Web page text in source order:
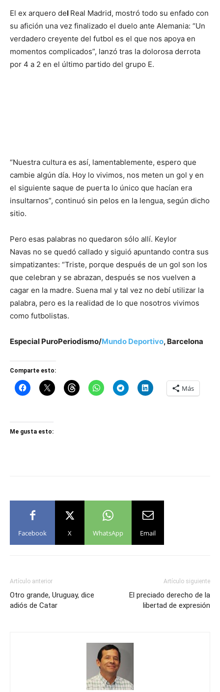
El ex arquero del Real Madrid, mostró todo su enfado con
su afición una vez finalizado el duelo ante Alemania: “Un
verdadero creyente del futbol es el que nos apoya en
momentos complicados”, lanzó tras la dolorosa derrota
por 4 a 2 en el último partido del grupo E.
“Nuestra cultura es así, lamentablemente, espero que
cambie algún día. Hoy lo vivimos, nos meten un gol y en
el siguiente saque de puerta lo único que hacían era
insultarnos”, continuó sin pelos en la lengua, según dicho
sitio.
Pero esas palabras no quedaron sólo allí. Keylor
Navas no se quedó callado y siguió apuntando contra sus
simpatizantes: “Triste, porque después de un gol son los
que celebran y se abrazan, después se nos vuelven a
cagar en la madre. Suena mal y tal vez no debí utilizar la
palabra, pero es la realidad de lo que nosotros vivimos
como futbolistas.
Especial PuroPeriodismo/Mundo Deportivo, Barcelona
Comparte esto:
Más
Me gusta esto:
Facebook X WhatsApp Email
Artículo anterior
Otro grande, Uruguay, dice
adiós de Catar
Artículo siguiente
El preciado derecho de la
libertad de expresión